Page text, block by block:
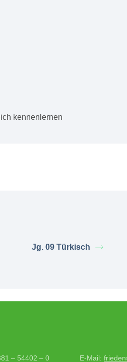
kennenlernen
Jg. 09 Türkisch
– 54402 – 0 E-Mail: